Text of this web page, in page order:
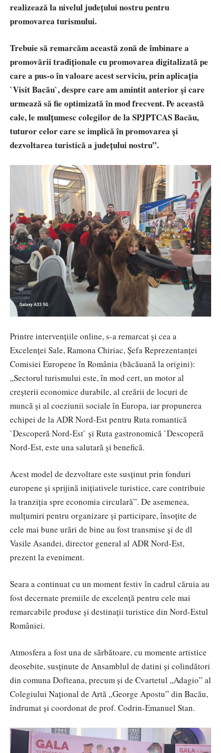
realizează la nivelul județului nostru pentru
promovarea turismului.
Trebuie să remarcăm această zonă de îmbinare a
promovării tradiționale cu promovarea digitalizată pe
care a pus-o în valoare acest serviciu, prin aplicația
`Visit Bacău`, despre care am amintit anterior și care
urmează să fie optimizată în mod frecvent. Pe această
cale, le mulțumesc colegilor de la SPJPTCAS Bacău,
tuturor celor care se implică în promovarea și
dezvoltarea turistică a județului nostru”.
Printre intervențiile online, s-a remarcat și cea a
Excelenței Sale, Ramona Chiriac, Șefa Reprezentanței
Comisiei Europene în România (băcăuană la origini):
,,Sectorul turismului este, în mod cert, un motor al
creșterii economice durabile, al creării de locuri de
muncă și al coeziunii sociale în Europa, iar propunerea
echipei de la ADR Nord-Est pentru Ruta romantică
`Descoperă Nord-Est` și Ruta gastronomică `Descoperă
Nord-Est, este una salutară și benefică.
Acest model de dezvoltare este susținut prin fonduri
europene și sprijină inițiativele turistice, care contribuie
la tranziția spre economia circulară”. De asemenea,
mulțumiri pentru organizare și participare, însoțite de
cele mai bune urări de bine au fost transmise și de dl
Vasile Asandei, director general al ADR Nord-Est,
prezent la eveniment.
Seara a continuat cu un moment festiv în cadrul căruia au
fost decernate premiile de excelență pentru cele mai
remarcabile produse și destinații turistice din Nord-Estul
României.
Atmosfera a fost una de sărbătoare, cu momente artistice
deosebite, susținute de Ansamblul de datini și colindători
din comuna Dofteana, precum și de Cvartetul ,,Adagio” al
Colegiului Național de Artă ,,George Apostu” din Bacău,
îndrumat și coordonat de prof. Codrin-Emanuel Stan.